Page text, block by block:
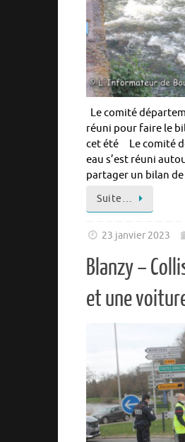
Le comité
réuni pour faire le
cet été Le comité
eau s’est réuni
partager un bilan
Suite…
23 janvier 2023
Blanzy –
et une